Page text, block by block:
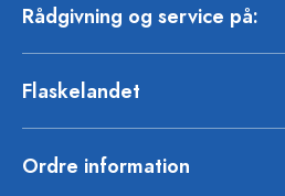
Rådgivning og service på:
Flaskelandet
Ordre information